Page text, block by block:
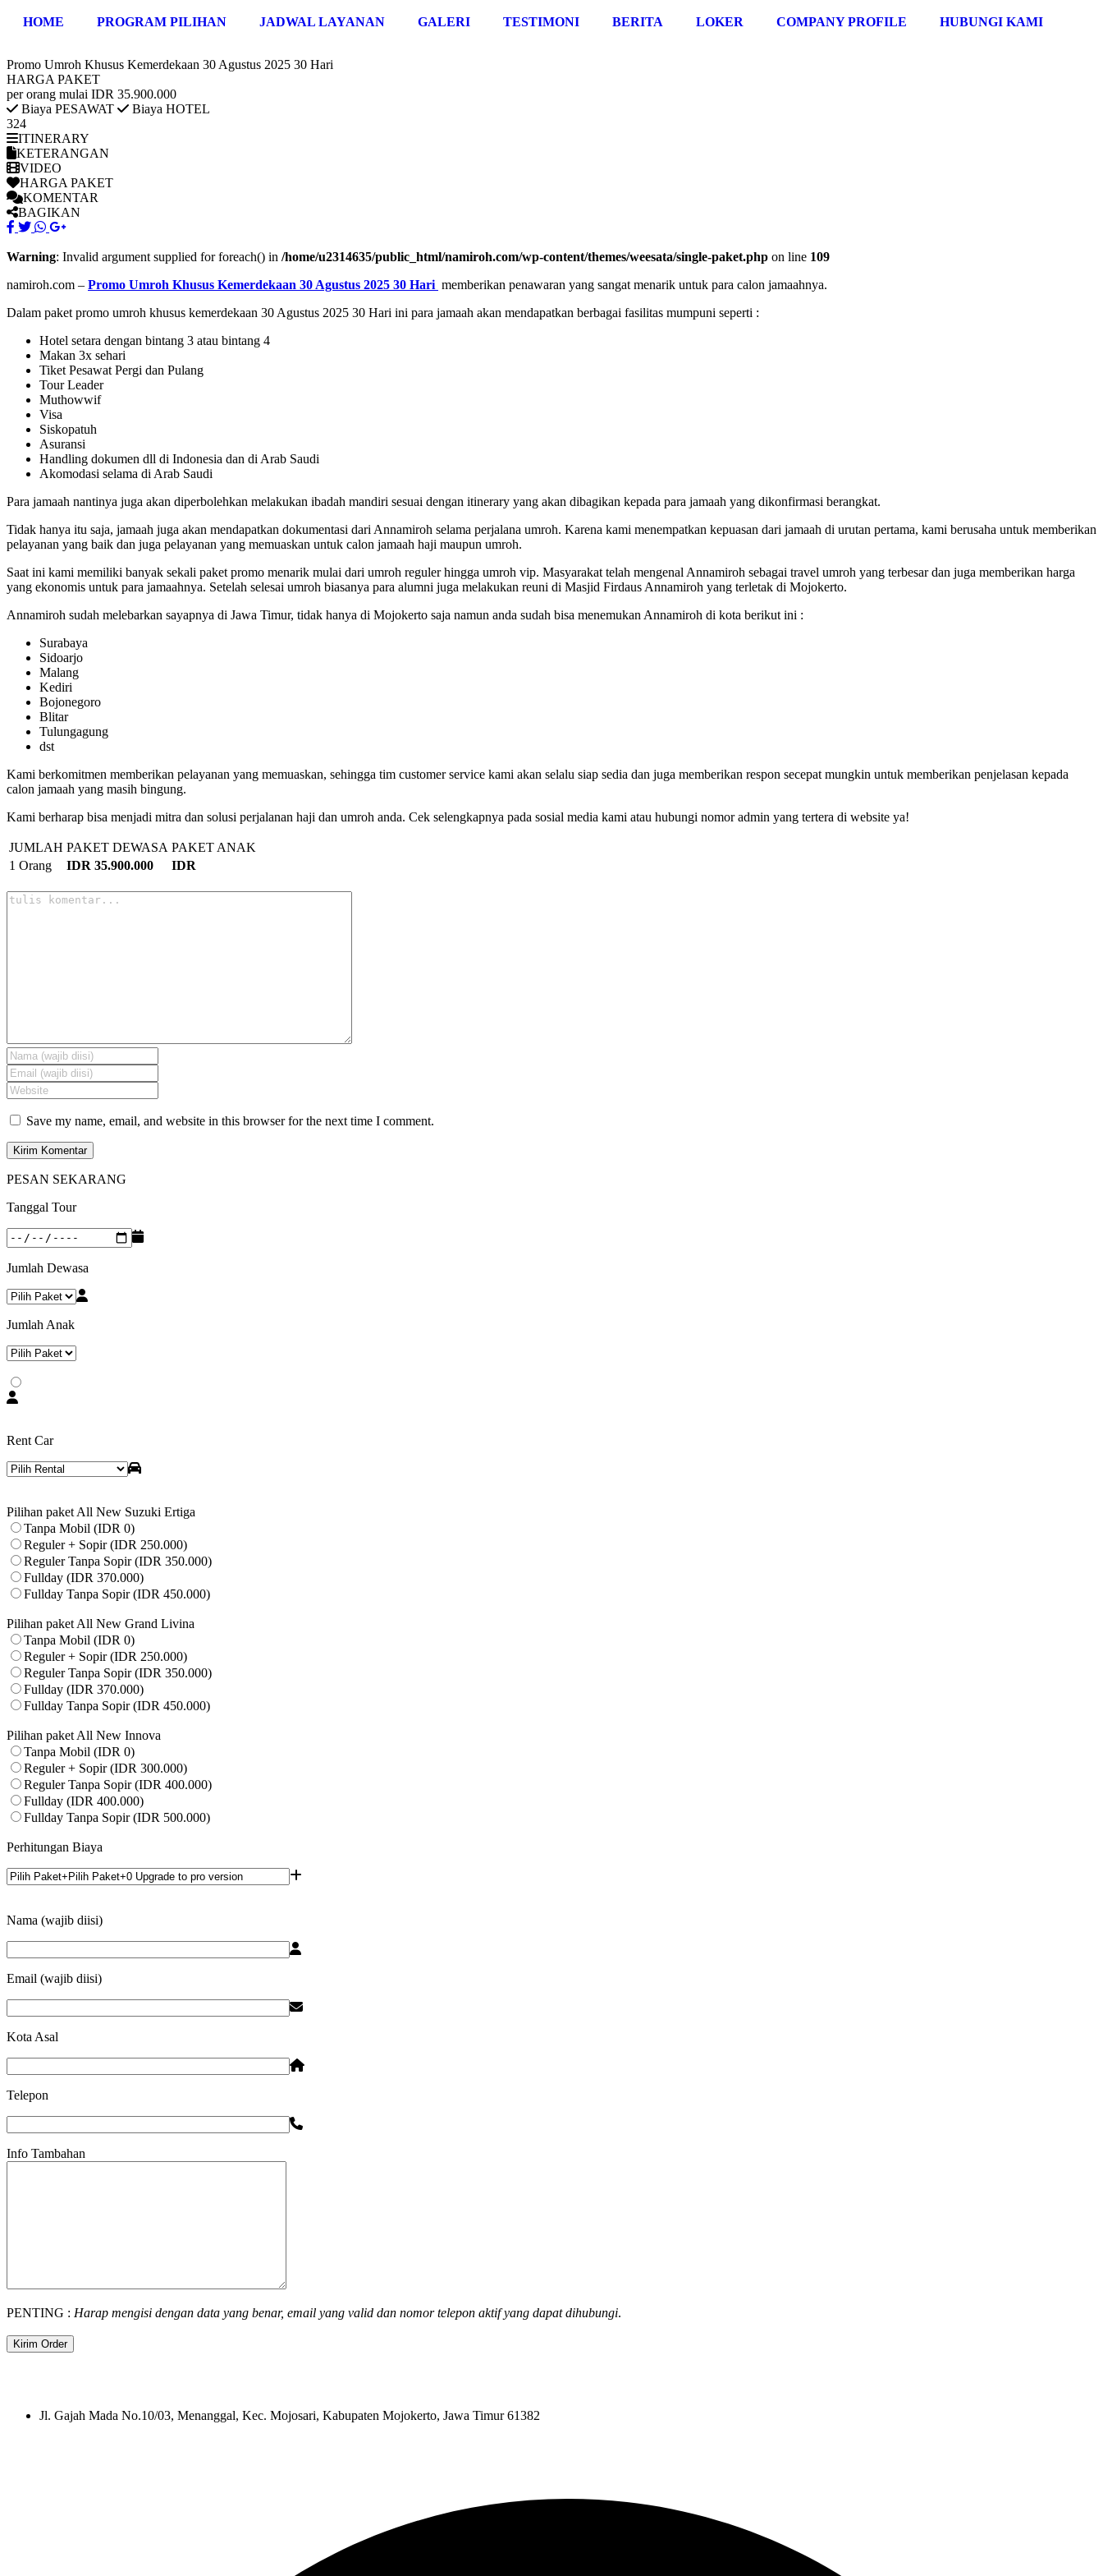
HOME PROGRAM PILIHAN JADWAL LAYANAN GALERI TESTIMONI BERITA LOKER COMPANY PROFILE HUBUNGI KAMI
Promo Umroh Khusus Kemerdekaan 30 Agustus 2025 30 Hari
HARGA PAKET
per orang mulai IDR 35.900.000
Biaya PESAWAT
Biaya HOTEL
324
ITINERARY
KETERANGAN
VIDEO
HARGA PAKET
KOMENTAR
BAGIKAN
Warning: Invalid argument supplied for foreach() in /home/u2314635/public_html/namiroh.com/wp-content/themes/weesata/single-paket.php on line 109
namiroh.com – Promo Umroh Khusus Kemerdekaan 30 Agustus 2025 30 Hari memberikan penawaran yang sangat menarik untuk para calon jamaahnya.
Dalam paket promo umroh khusus kemerdekaan 30 Agustus 2025 30 Hari ini para jamaah akan mendapatkan berbagai fasilitas mumpuni seperti :
Hotel setara dengan bintang 3 atau bintang 4
Makan 3x sehari
Tiket Pesawat Pergi dan Pulang
Tour Leader
Muthowwif
Visa
Siskopatuh
Asuransi
Handling dokumen dll di Indonesia dan di Arab Saudi
Akomodasi selama di Arab Saudi
Para jamaah nantinya juga akan diperbolehkan melakukan ibadah mandiri sesuai dengan itinerary yang akan dibagikan kepada para jamaah yang dikonfirmasi berangkat.
Tidak hanya itu saja, jamaah juga akan mendapatkan dokumentasi dari Annamiroh selama perjalana umroh. Karena kami menempatkan kepuasan dari jamaah di urutan pertama, kami berusaha untuk memberikan
pelayanan yang baik dan juga pelayanan yang memuaskan untuk calon jamaah haji maupun umroh.
Saat ini kami memiliki banyak sekali paket promo menarik mulai dari umroh reguler hingga umroh vip. Masyarakat telah mengenal Annamiroh sebagai travel umroh yang terbesar dan juga memberikan harga
yang ekonomis untuk para jamaahnya. Setelah selesai umroh biasanya para alumni juga melakukan reuni di Masjid Firdaus Annamiroh yang terletak di Mojokerto.
Annamiroh sudah melebarkan sayapnya di Jawa Timur, tidak hanya di Mojokerto saja namun anda sudah bisa menemukan Annamiroh di kota berikut ini :
Surabaya
Sidoarjo
Malang
Kediri
Bojonegoro
Blitar
Tulungagung
dst
Kami berkomitmen memberikan pelayanan yang memuaskan, sehingga tim customer service kami akan selalu siap sedia dan juga memberikan respon secepat mungkin untuk memberikan penjelasan kepada
calon jamaah yang masih bingung.
Kami berharap bisa menjadi mitra dan solusi perjalanan haji dan umroh anda. Cek selengkapnya pada sosial media kami atau hubungi nomor admin yang tertera di website ya!
JUMLAH PAKET DEWASA PAKET ANAK
1 Orang
IDR 35.900.000 IDR
Save my name, email, and website in this browser for the next time I comment.
PESAN SEKARANG
Tanggal Tour
Jumlah Dewasa
Jumlah Anak
Rent Car
Pilihan paket All New Suzuki Ertiga
Tanpa Mobil (IDR 0)
Reguler + Sopir (IDR 250.000)
Reguler Tanpa Sopir (IDR 350.000)
Fullday (IDR 370.000)
Fullday Tanpa Sopir (IDR 450.000)
Pilihan paket All New Grand Livina
Tanpa Mobil (IDR 0)
Reguler + Sopir (IDR 250.000)
Reguler Tanpa Sopir (IDR 350.000)
Fullday (IDR 370.000)
Fullday Tanpa Sopir (IDR 450.000)
Pilihan paket All New Innova
Tanpa Mobil (IDR 0)
Reguler + Sopir (IDR 300.000)
Reguler Tanpa Sopir (IDR 400.000)
Fullday (IDR 400.000)
Fullday Tanpa Sopir (IDR 500.000)
Perhitungan Biaya
Nama (wajib diisi)
Email (wajib diisi)
Kota Asal
Telepon
Info Tambahan
PENTING : Harap mengisi dengan data yang benar, email yang valid dan nomor telepon aktif yang dapat dihubungi.
Jl. Gajah Mada No.10/03, Menanggal, Kec. Mojosari, Kabupaten Mojokerto, Jawa Timur 61382